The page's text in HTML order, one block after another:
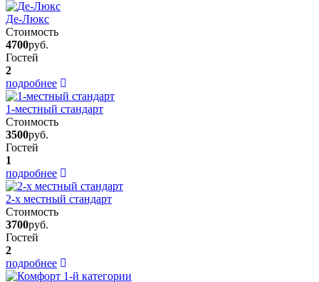
Де-Люкс
Стоимость
4700руб.
Гостей
2
подробнее
1-местный стандарт
Стоимость
3500руб.
Гостей
1
подробнее
2-х местный стандарт
Стоимость
3700руб.
Гостей
2
подробнее